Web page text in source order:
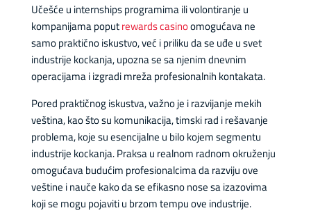
Učešće u internships programima ili volontiranje u
kompanijama poputrewards casinoomogućava ne
samo praktično iskustvo, već i priliku da se uđe u svet
industrije kockanja, upozna se sa njenim dnevnim
operacijama i izgradi mreža profesionalnih kontakata.
Pored praktičnog iskustva, važno je i razvijanje mekih
veština, kao što su komunikacija, timski rad i rešavanje
problema, koje su esencijalne u bilo kojem segmentu
industrije kockanja. Praksa u realnom radnom okruženju
omogućava budućim profesionalcima da razviju ove
veštine i nauče kako da se efikasno nose sa izazovima
koji se mogu pojaviti u brzom tempu ove industrije.